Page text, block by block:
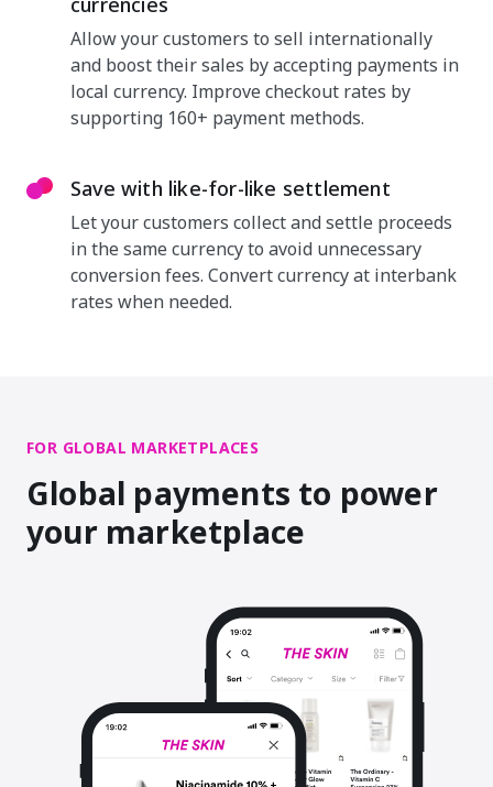
Allow your customers to sell internationally
and boost their sales by accepting payments in
local currency. Improve checkout rates by
supporting 160+ payment methods.
Save with like-for-like settlement
Let your customers collect and settle proceeds
in the same currency to avoid unnecessary
conversion fees. Convert currency at interbank
rates when needed.
FOR GLOBAL MARKETPLACES
Global payments to power
your marketplace